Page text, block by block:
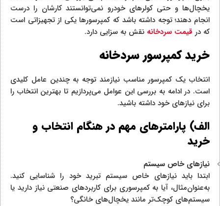
یخچال‌ها و حتی کولرهای خودرو نمی‌توانستند کارشان را درست
انجام دهند؛ توجه داشته باشد که کمپرسورها یکی از تجهیزاتی است
که در قیمت سردخانه نقش به سزایی دارد.
خرید کمپرسور سردخانه
انتخاب یک کمپرسور مناسب نیازمند توجه به چندین عامل کلیدی
است. در ادامه به بررسی این عوامل می‌پردازیم تا بهترین انتخاب را
برای نیازهای خود داشته باشید.
الف) پارامترهای مهم در هنگام انتخاب و
خرید
نیازهای خاص سیستم
ابتدا باید نیازهای خاص سیستم تبرید خود را شناسایی کنید.
به‌عنوان‌مثال، آیا به کمپرسوری برای کاربردهای صنعتی نیاز دارید یا
سیستم‌های کوچک‌تر مانند یخچال‌های خانگی؟